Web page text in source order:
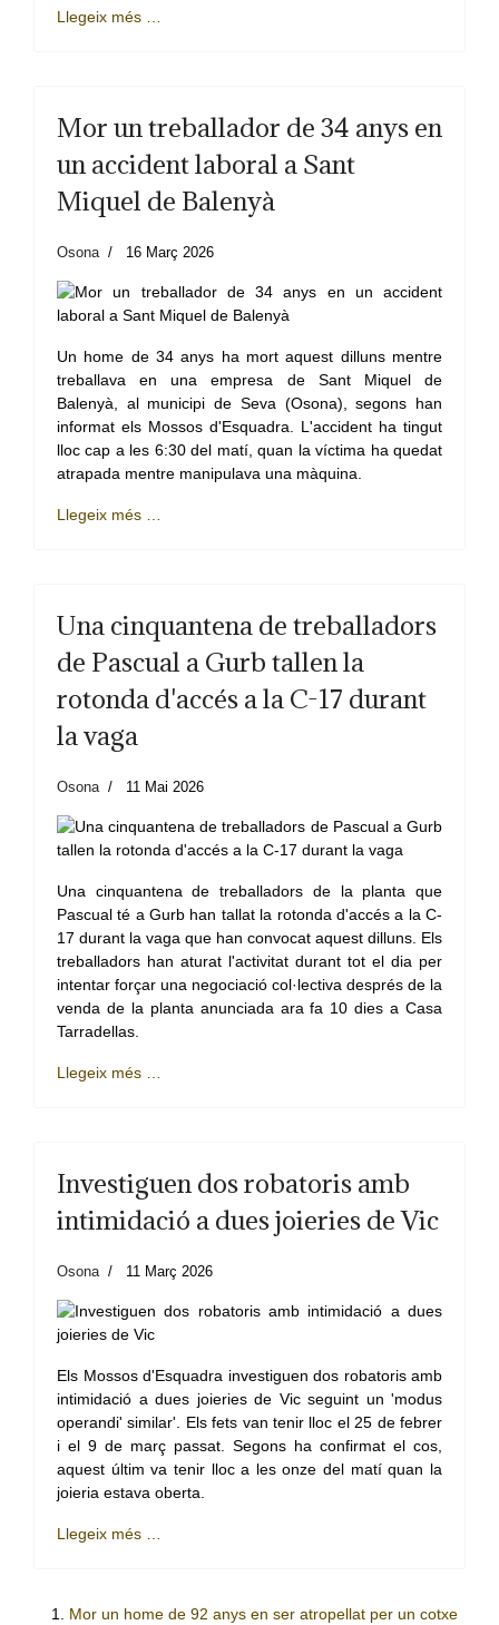
Llegeix més …
Mor un treballador de 34 anys en
un accident laboral a Sant
Miquel de Balenyà
Osona 16 Març 2026
Un home de 34 anys ha mort aquest dilluns mentre
treballava en una empresa de Sant Miquel de
Balenyà, al municipi de Seva (Osona), segons han
informat els Mossos d'Esquadra. L'accident ha tingut
lloc cap a les 6:30 del matí, quan la víctima ha quedat
atrapada mentre manipulava una màquina.
Llegeix més …
Una cinquantena de treballadors
de Pascual a Gurb tallen la
rotonda d'accés a la C-17 durant
la vaga
Osona 11 Mai 2026
Una cinquantena de treballadors de la planta que
Pascual té a Gurb han tallat la rotonda d'accés a la C-
17 durant la vaga que han convocat aquest dilluns. Els
treballadors han aturat l'activitat durant tot el dia per
intentar forçar una negociació col·lectiva després de la
venda de la planta anunciada ara fa 10 dies a Casa
Tarradellas.
Llegeix més …
Investiguen dos robatoris amb
intimidació a dues joieries de Vic
Osona 11 Març 2026
Els Mossos d'Esquadra investiguen dos robatoris amb
intimidació a dues joieries de Vic seguint un 'modus
operandi' similar'. Els fets van tenir lloc el 25 de febrer
i el 9 de març passat. Segons ha confirmat el cos,
aquest últim va tenir lloc a les onze del matí quan la
joieria estava oberta.
Llegeix més …
Mor un home de 92 anys en ser atropellat per un cotxe